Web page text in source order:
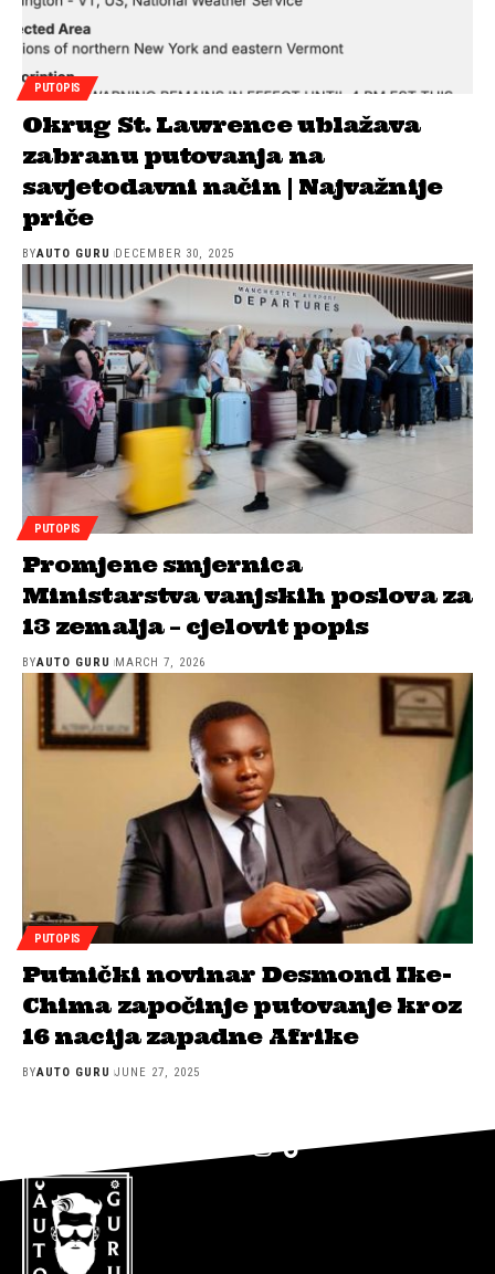
PUTOPIS
Okrug St. Lawrence ublažava
zabranu putovanja na
savjetodavni način | Najvažnije
priče
BYAUTO GURU DECEMBER 30, 2025
PUTOPIS
Promjene smjernica
Ministarstva vanjskih poslova za
13 zemalja – cjelovit popis
BYAUTO GURU MARCH 7, 2026
PUTOPIS
Putnički novinar Desmond Ike-
Chima započinje putovanje kroz
16 nacija zapadne Afrike
BYAUTO GURU JUNE 27, 2025